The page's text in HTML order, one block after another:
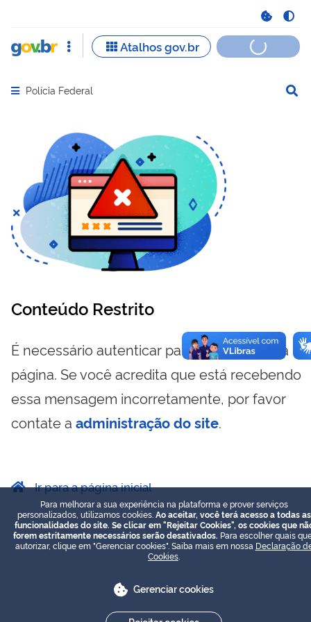
Abrir menu principal de navegação
Polícia Federal
Conteúdo Restrito
É necessário autenticar para visualizar essa
página. Se você acredita que está recebendo
essa mensagem incorretamente, por favor
contate a administração do site.
Ir para a página inicial
Para melhorar a sua experiência na plataforma e prover serviços
personalizados, utilizamos cookies. Ao aceitar, você terá acesso a todas as
funcionalidades do site. Se clicar em "Rejeitar Cookies", os cookies que
forem estritamente necessários serão desativados. Para escolher quais
autorizar, clique em "Gerenciar cookies". Saiba mais em nossa Declaração
Cookies
Gerenciar cookies